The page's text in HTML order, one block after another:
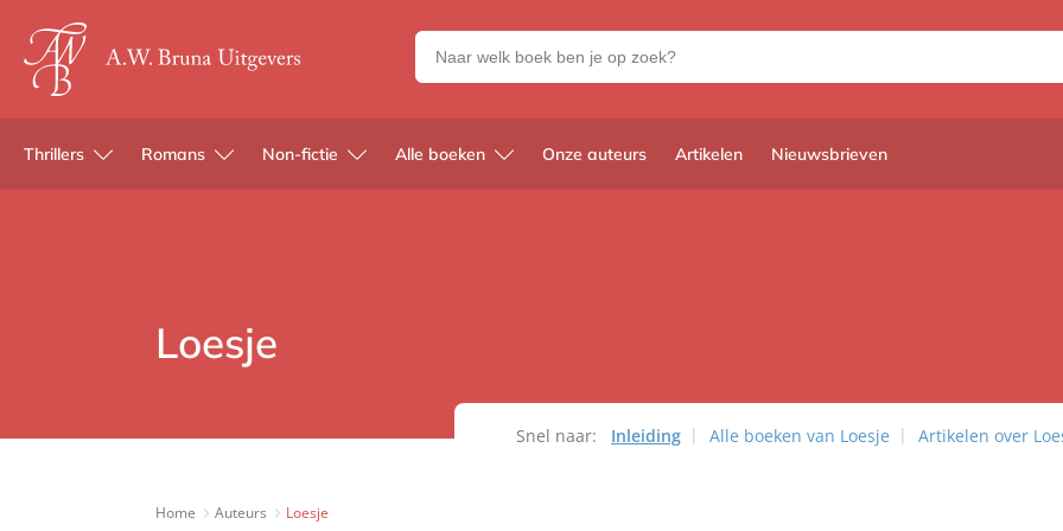
Zoeken
naar
en
uitgevers
Thrillers Romans Non-fictie Alle boeken Onze auteurs Artikelen Nieuwsbrieven
Loesje
Snel naar: Inleiding Alle boeken van Loesje Artikelen over
Home Auteurs Loesje